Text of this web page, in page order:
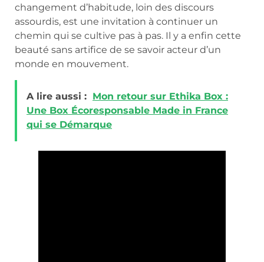
changement d’habitude, loin des discours
assourdis, est une invitation à continuer un
chemin qui se cultive pas à pas. Il y a enfin cette
beauté sans artifice de se savoir acteur d’un
monde en mouvement.
A lire aussi : Mon retour sur Ethika Box :
Une Box Écoresponsable Made in France
qui se Démarque